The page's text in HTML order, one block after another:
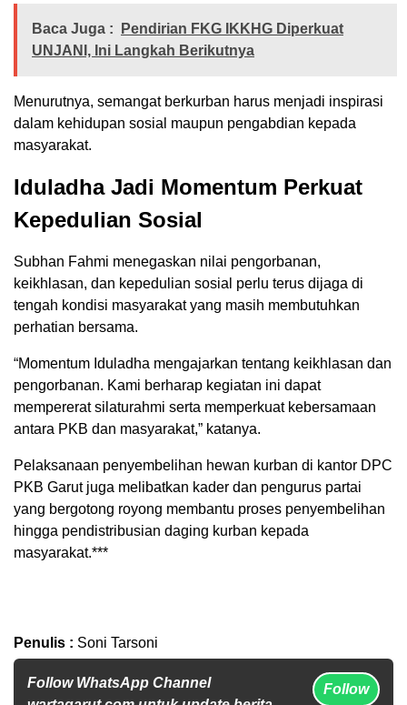
Baca Juga :
Pendirian FKG IKKHG Diperkuat
UNJANI, Ini Langkah Berikutnya
Menurutnya, semangat berkurban harus menjadi inspirasi
dalam kehidupan sosial maupun pengabdian kepada
masyarakat.
Iduladha Jadi Momentum Perkuat
Kepedulian Sosial
Subhan Fahmi menegaskan nilai pengorbanan,
keikhlasan, dan kepedulian sosial perlu terus dijaga di
tengah kondisi masyarakat yang masih membutuhkan
perhatian bersama.
“Momentum Iduladha mengajarkan tentang keikhlasan dan
pengorbanan. Kami berharap kegiatan ini dapat
mempererat silaturahmi serta memperkuat kebersamaan
antara PKB dan masyarakat,” katanya.
Pelaksanaan penyembelihan hewan kurban di kantor DPC
PKB Garut juga melibatkan kader dan pengurus partai
yang bergotong royong membantu proses penyembelihan
hingga pendistribusian daging kurban kepada
masyarakat.***
Penulis : Soni Tarsoni
Follow WhatsApp Channel
Follow